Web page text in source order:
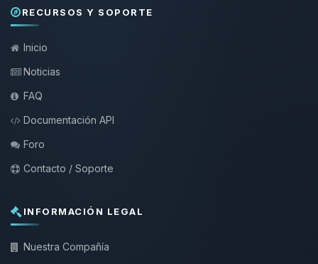
RECURSOS Y SOPORTE
Inicio
Noticias
FAQ
Documentación API
Foro
Contacto / Soporte
INFORMACIÓN LEGAL
Nuestra Compañía